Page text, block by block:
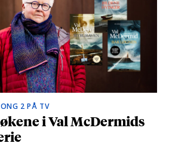
2 PÅ TV
i Val McDermids